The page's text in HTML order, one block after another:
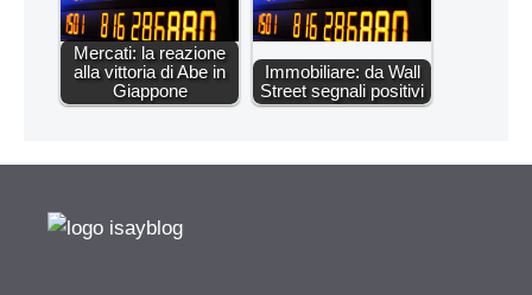
Mercati: la reazione
alla vittoria di Abe in
Giappone
Immobiliare: da Wall
Street segnali positivi